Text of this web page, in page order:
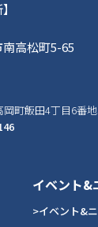
高松町5-65
岡町飯田4丁目6番
イベント&
>イベント&